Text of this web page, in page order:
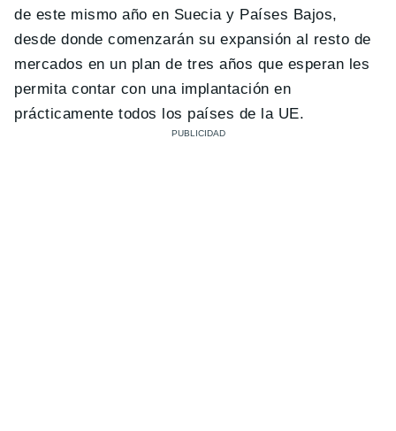
de este mismo año en Suecia y Países Bajos,
desde donde comenzarán su expansión al resto de
mercados en un plan de tres años que esperan les
permita contar con una implantación en
prácticamente todos los países de la UE.